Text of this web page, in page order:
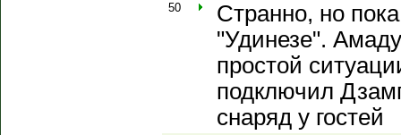
50
Странно, но
"Удинезе".
простой
подключил
снаряд у гостей